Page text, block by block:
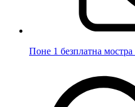
Поне 1 безплатна